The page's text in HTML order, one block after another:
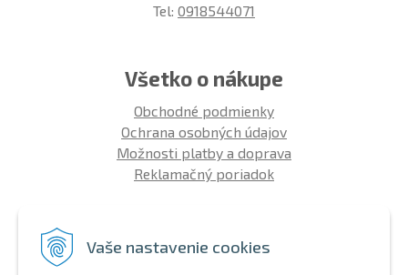
Vaše nastavenie cookies
Tel: 0918544071
Všetko o nákupe
Obchodné podmienky
Ochrana osobných údajov
Možnosti platby a doprava
Reklamačný poriadok